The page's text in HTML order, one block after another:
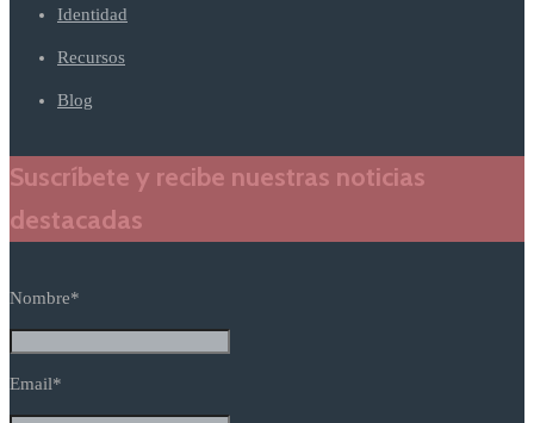
Identidad
Recursos
Blog
Suscríbete y recibe nuestras noticias
destacadas
Nombre*
Email*